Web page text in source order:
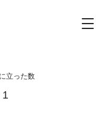
立った数
1